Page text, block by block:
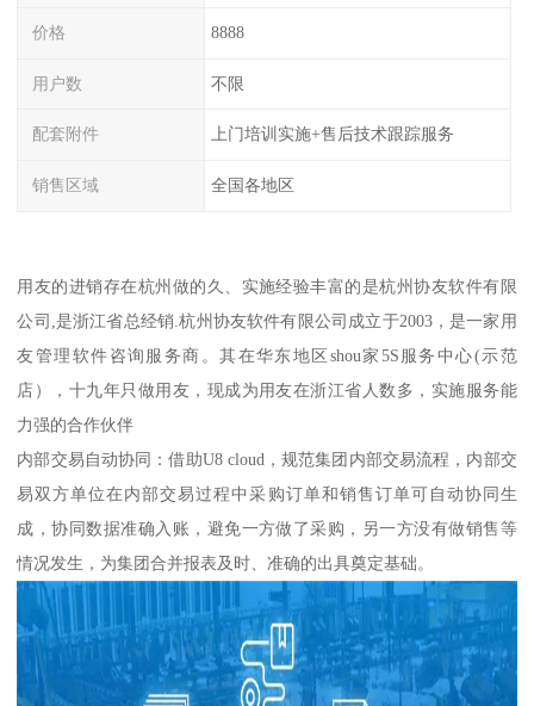
价格 8888
用户数 不限
配套附件 上门培训实施+售后技术跟踪服务
销售区域 全国各地区
用友的进销存在杭州做的久、实施经验丰富的是杭州协友软件有限
公司,是浙江省总经销.杭州协友软件有限公司成立于2003，是一家用
友管理软件咨询服务商。其在华东地区shou家5S服务中心(示范
店），十九年只做用友，现成为用友在浙江省人数多，实施服务能
力强的合作伙伴
内部交易自动协同：借助U8 cloud，规范集团内部交易流程，内部交
易双方单位在内部交易过程中采购订单和销售订单可自动协同生
成，协同数据准确入账，避免一方做了采购，另一方没有做销售等
情况发生，为集团合并报表及时、准确的出具奠定基础。